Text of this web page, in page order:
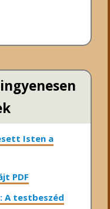
Isten a
PDF
A testbeszéd